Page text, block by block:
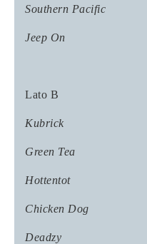
Southern Pacific
Jeep On
Lato B
Kubrick
Green Tea
Hottentot
Chicken Dog
Deadzy